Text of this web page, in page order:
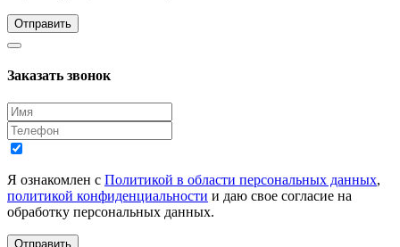
Отправить
Заказать звонок
Я ознакомлен с Политикой в области персональных данных,
политикой конфиденциальности и даю свое согласие на
обработку персональных данных.
Отправить